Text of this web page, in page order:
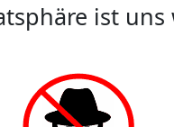
ist uns